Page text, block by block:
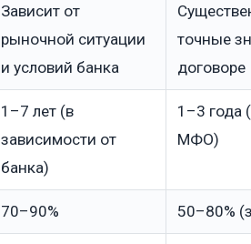
Зависит от
рыночной ситуации
и условий банка
точные
договоре
1–7 лет (в
зависимости от
банка)
1–3 года
МФО)
70–90% 50–80%